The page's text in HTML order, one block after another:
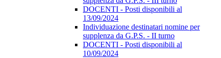
DOCENTI - Posti disponibili al
13/09/2024
Individuazione destinatari nomine per
supplenza da G.P.S. - II turno
DOCENTI - Posti disponibili al
10/09/2024